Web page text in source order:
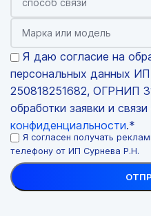
Я даю согласие на
персональных данных
250818251682, ОГРНИП
обработки заявки и
конфиденциальности.*
Я согласен получать
телефону от ИП Сурнева Р.Н.